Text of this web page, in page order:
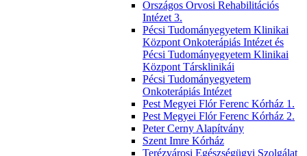
Országos Orvosi Rehabilitációs
Intézet 3.
Pécsi Tudományegyetem Klinikai
Központ Onkoterápiás Intézet és
Pécsi Tudományegyetem Klinikai
Központ Társklinikái
Pécsi Tudományegyetem
Onkoterápiás Intézet
Pest Megyei Flór Ferenc Kórház 1.
Pest Megyei Flór Ferenc Kórház 2.
Peter Cerny Alapítvány
Szent Imre Kórház
Terézvárosi Egészségügyi Szolgálat